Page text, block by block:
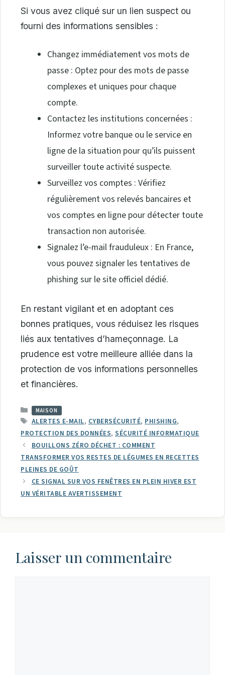
Si vous avez cliqué sur un lien suspect ou
fourni des informations sensibles :
Changez immédiatement vos mots de
passe : Optez pour des mots de passe
complexes et uniques pour chaque
compte.
Contactez les institutions concernées :
Informez votre banque ou le service en
ligne de la situation pour qu’ils puissent
surveiller toute activité suspecte.
Surveillez vos comptes : Vérifiez
régulièrement vos relevés bancaires et
vos comptes en ligne pour détecter toute
transaction non autorisée.
Signalez l’e-mail frauduleux : En France,
vous pouvez signaler les tentatives de
phishing sur le site officiel dédié.
En restant vigilant et en adoptant ces
bonnes pratiques, vous réduisez les risques
liés aux tentatives d’hameçonnage. La
prudence est votre meilleure alliée dans la
protection de vos informations personnelles
et financières.
CATÉGORIES
MAISON
ÉTIQUETTES
ALERTES E-MAIL, CYBERSÉCURITÉ, PHISHING,
PROTECTION DES DONNÉES, SÉCURITÉ INFORMATIQUE
BOUILLONS ZÉRO DÉCHET : COMMENT
TRANSFORMER VOS RESTES DE LÉGUMES EN RECETTES
PLEINES DE GOÛT
CE SIGNAL SUR VOS FENÊTRES EN PLEIN HIVER EST
UN VÉRITABLE AVERTISSEMENT
Laisser un commentaire